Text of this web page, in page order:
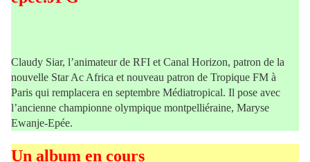
Claudy Siar, l’animateur de RFI et Canal Horizon, patron de la
nouvelle Star Ac Africa et nouveau patron de Tropique FM à
Paris qui remplacera en septembre Médiatropical. Il pose avec
l’ancienne championne olympique montpelliéraine, Maryse
Ewanje-Epée.
Un album en cours